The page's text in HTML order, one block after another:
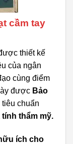
cầm tay
thiết kế
của ngân
cùng điểm
được Bảo
chuẩn
thẩm mỹ.
ích cho